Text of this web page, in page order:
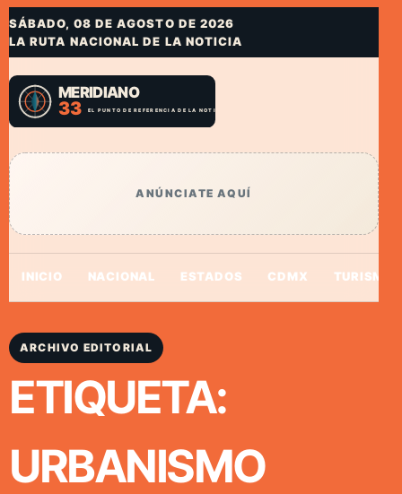
SÁBADO, 08 DE AGOSTO DE 2026
LA RUTA NACIONAL DE LA NOTICIA
ANÚNCIATE AQUÍ
INICIO NACIONAL ESTADOS CDMX TURISMO
ARCHIVO EDITORIAL
ETIQUETA:
URBANISMO